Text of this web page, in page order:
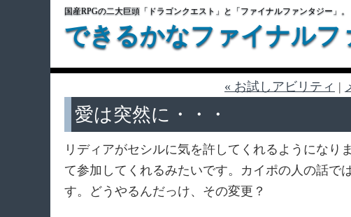
国産RPGの二大巨頭「ドラゴンクエスト」と「ファイナルファンタジー」
できるかなファイナルフ
« お試しアビリティ |
愛は突然に・・・
リディアがセシルに気を許してくれるようにな
て参加してくれるみたいです。カイポの人の話で
す。どうやるんだっけ、その変更？